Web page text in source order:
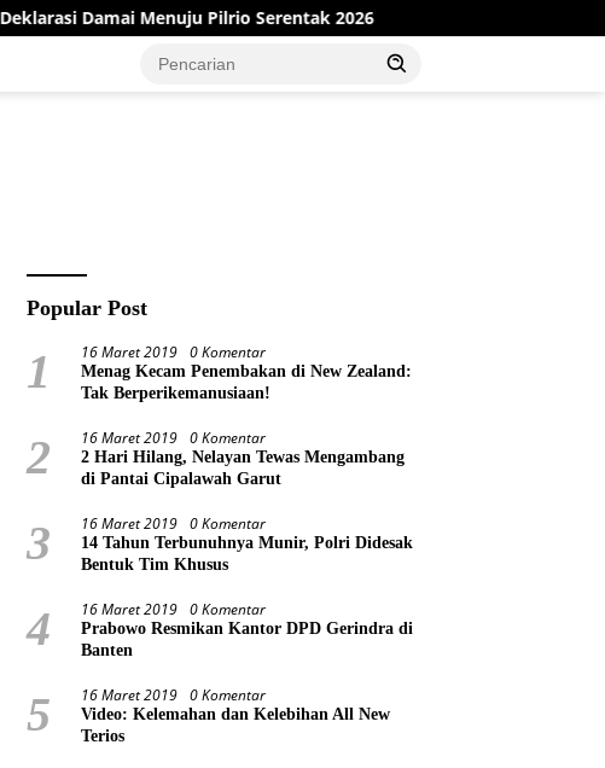
Pilrio Serentak 2026 Dinas PMD Bungo Sukses Gelar
Popular Post
1 16 Maret 2019 0 Komentar
Menag Kecam Penembakan di New Zealand:
Tak Berperikemanusiaan!
2 16 Maret 2019 0 Komentar
2 Hari Hilang, Nelayan Tewas Mengambang
di Pantai Cipalawah Garut
3 16 Maret 2019 0 Komentar
14 Tahun Terbunuhnya Munir, Polri Didesak
Bentuk Tim Khusus
4 16 Maret 2019 0 Komentar
Prabowo Resmikan Kantor DPD Gerindra di
Banten
5 16 Maret 2019 0 Komentar
Video: Kelemahan dan Kelebihan All New
Terios